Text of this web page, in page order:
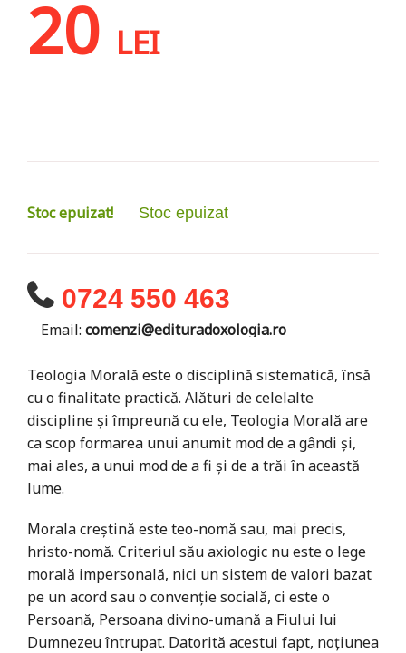
20 LEI
Stoc epuizat! Stoc epuizat
0724 550 463
Email: comenzi@edituradoxologia.ro
Teologia Morală este o disciplină sistematică, însă
cu o finalitate practică. Alături de celelalte
discipline şi împreună cu ele, Teologia Morală are
ca scop formarea unui anumit mod de a gândi şi,
mai ales, a unui mod de a fi şi de a trăi în această
lume.
Morala creştină este teo-nomă sau, mai precis,
hristo-nomă. Criteriul său axiologic nu este o lege
morală impersonală, nici un sistem de valori bazat
pe un acord sau o convenţie socială, ci este o
Persoană, Persoana divino-umană a Fiului lui
Dumnezeu întrupat. Datorită acestui fapt, noţiunea